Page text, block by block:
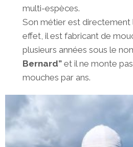
multi-espèces.
Son métier est directement
effet, il est fabricant de
plusieurs années sous le
Bernard” et il ne monte
mouches par ans.